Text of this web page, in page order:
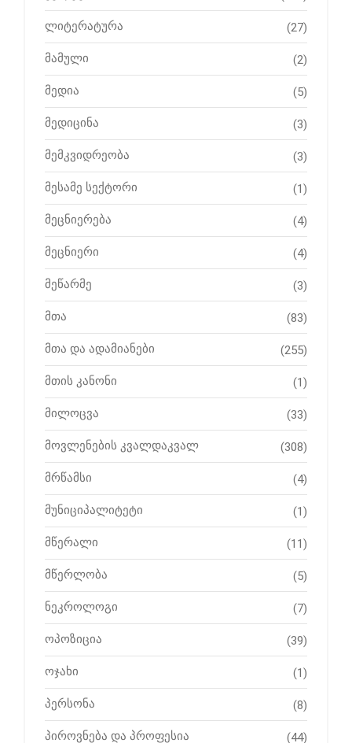
ლიტერატურა (27)
მამული (2)
მედია (5)
მედიცინა (3)
მემკვიდრეობა (3)
მესამე სექტორი (1)
მეცნიერება (4)
მეცნიერი (4)
მეწარმე (3)
მთა (83)
მთა და ადამიანები (255)
მთის კანონი (1)
მილოცვა (33)
მოვლენების კვალდაკვალ (308)
მრწამსი (4)
მუნიციპალიტეტი (1)
მწერალი (11)
მწერლობა (5)
ნეკროლოგი (7)
ოპოზიცია (39)
ოჯახი (1)
პერსონა (8)
პიროვნება და პროფესია (44)